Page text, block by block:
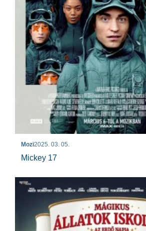
Mozi2025. 03. 05.
Mickey 17